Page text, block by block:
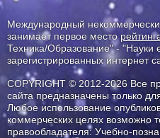
Международный
занимает первое место
Техника/Образование" - "Науки
зарегистрированных интернет
COPYRIGHT © 2012-2026 Все
сайта предназначены только
Любое использование
коммерческих целях возможно
правообладателя: Учебно-